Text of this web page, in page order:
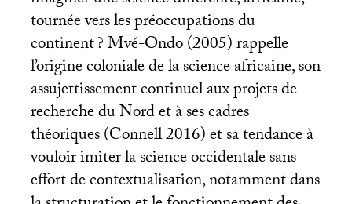
tournée vers les préoccupations du
continent? Mvé-Ondo (2005) rappelle
l’origine coloniale de la science africaine, son
assujettissement continuel aux projets de
recherche du Nord et à ses cadres
théoriques (Connell 2016) et sa tendance à
vouloir imiter la science occidentale sans
effort de contextualisation, notamment dans